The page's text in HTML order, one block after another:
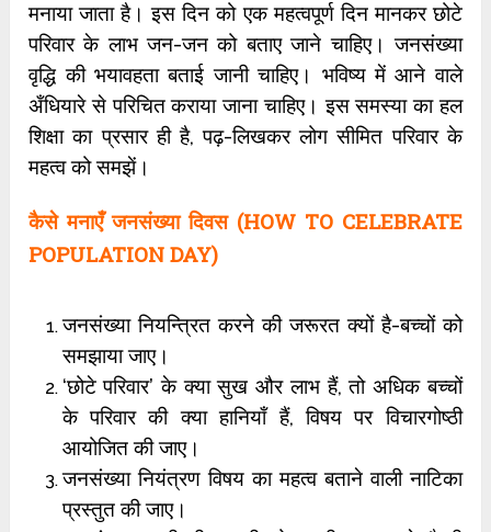
मनाया जाता है। इस दिन को एक महत्वपूर्ण दिन मानकर छोटे
परिवार के लाभ जन-जन को बताए जाने चाहिए। जनसंख्या
वृद्धि की भयावहता बताई जानी चाहिए। भविष्य में आने वाले
अँधियारे से परिचित कराया जाना चाहिए। इस समस्या का हल
शिक्षा का प्रसार ही है, पढ़-लिखकर लोग सीमित परिवार के
महत्व को समझें।
कैसे मनाएँ जनसंख्या दिवस (HOW TO CELEBRATE
POPULATION DAY)
जनसंख्या नियन्त्रित करने की जरूरत क्यों है-बच्चों को
समझाया जाए।
‘छोटे परिवार’ के क्या सुख और लाभ हैं, तो अधिक बच्चों
के परिवार की क्या हानियाँ हैं, विषय पर विचारगोष्ठी
आयोजित की जाए।
जनसंख्या नियंत्रण विषय का महत्व बताने वाली नाटिका
प्रस्तुत की जाए।